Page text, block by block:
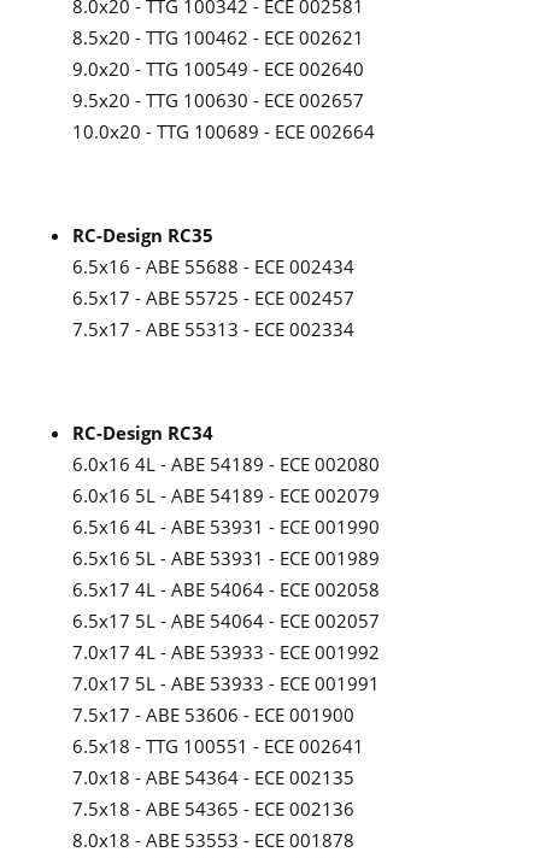
8.0x20 - TTG 100342 - ECE 002581
8.5x20 - TTG 100462 - ECE 002621
9.0x20 - TTG 100549 - ECE 002640
9.5x20 - TTG 100630 - ECE 002657
10.0x20 - TTG 100689 - ECE 002664
RC-Design RC35
6.5x16 - ABE 55688 - ECE 002434
6.5x17 - ABE 55725 - ECE 002457
7.5x17 - ABE 55313 - ECE 002334
RC-Design RC34
6.0x16 4L - ABE 54189 - ECE 002080
6.0x16 5L - ABE 54189 - ECE 002079
6.5x16 4L - ABE 53931 - ECE 001990
6.5x16 5L - ABE 53931 - ECE 001989
6.5x17 4L - ABE 54064 - ECE 002058
6.5x17 5L - ABE 54064 - ECE 002057
7.0x17 4L - ABE 53933 - ECE 001992
7.0x17 5L - ABE 53933 - ECE 001991
7.5x17 - ABE 53606 - ECE 001900
6.5x18 - TTG 100551 - ECE 002641
7.0x18 - ABE 54364 - ECE 002135
7.5x18 - ABE 54365 - ECE 002136
8.0x18 - ABE 53553 - ECE 001878